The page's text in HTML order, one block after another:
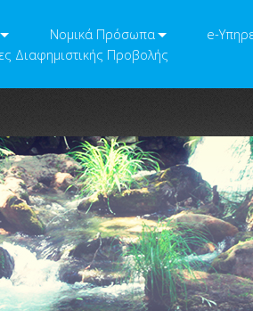
Νομικά Πρόσωπα e-
Διαφημιστικής Προβολής